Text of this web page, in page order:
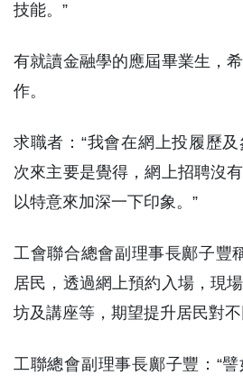
技能。”
有就讀金融學的應屆畢業生，
作。
求職者：“我會在網上投履歷
次來主要是覺得，網上招聘沒
以特意來加深一下印象。”
工會聯合總會副理事長鄺子豐
居民，透過網上預約入場，現
坊及講座等，期望提升居民對不
工聯總會副理事長鄺子豐：“